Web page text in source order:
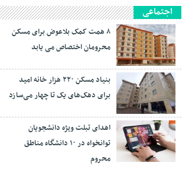
اجتماعی
۸ همت کمک بلاعوض برای مسکن
محرومان اختصاص می یابد
بنیاد مسکن ۲۲۰ هزار خانه امید
برای دهک‌های یک تا چهار می‌سازد
اهدای تبلت ویژه دانشجویان
توانخواه در ۱۰ دانشگاه مناطق
محروم